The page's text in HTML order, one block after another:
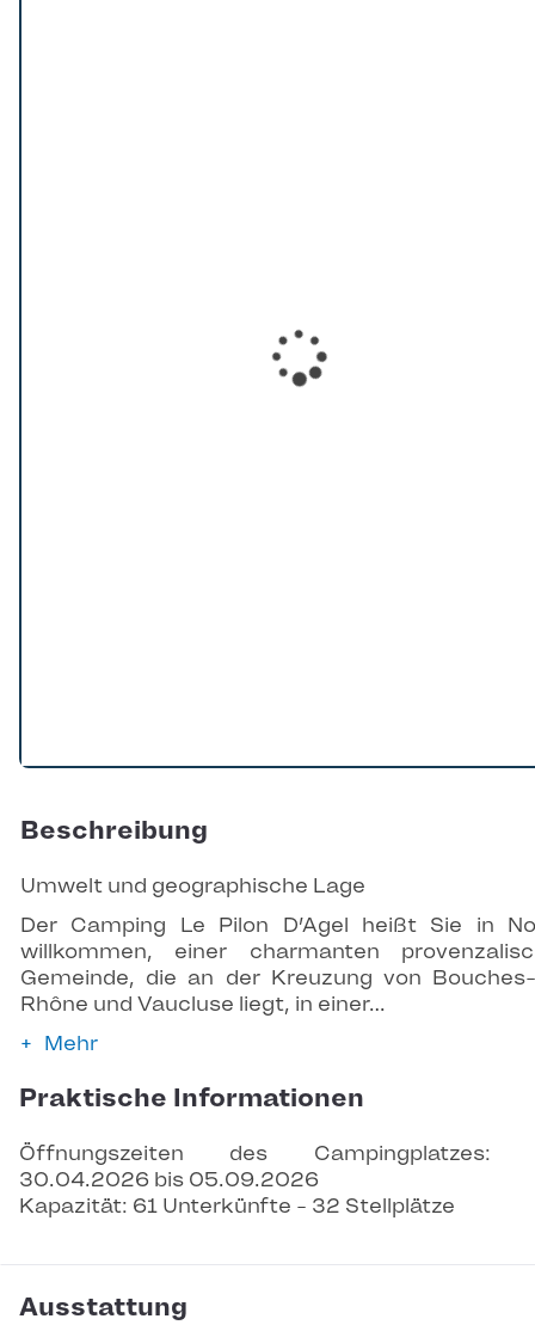
Beschreibung
Umwelt und geographische Lage
Der Camping Le Pilon D’Agel heißt Sie in
willkommen, einer charmanten
Gemeinde, die an der Kreuzung von
Rhône und Vaucluse liegt, in einer…
Mehr
Praktische Informationen
Öffnungszeiten des Campingplatzes:
30.04.2026 bis 05.09.2026
Kapazität: 61 Unterkünfte - 32 Stellplätze
Ausstattung